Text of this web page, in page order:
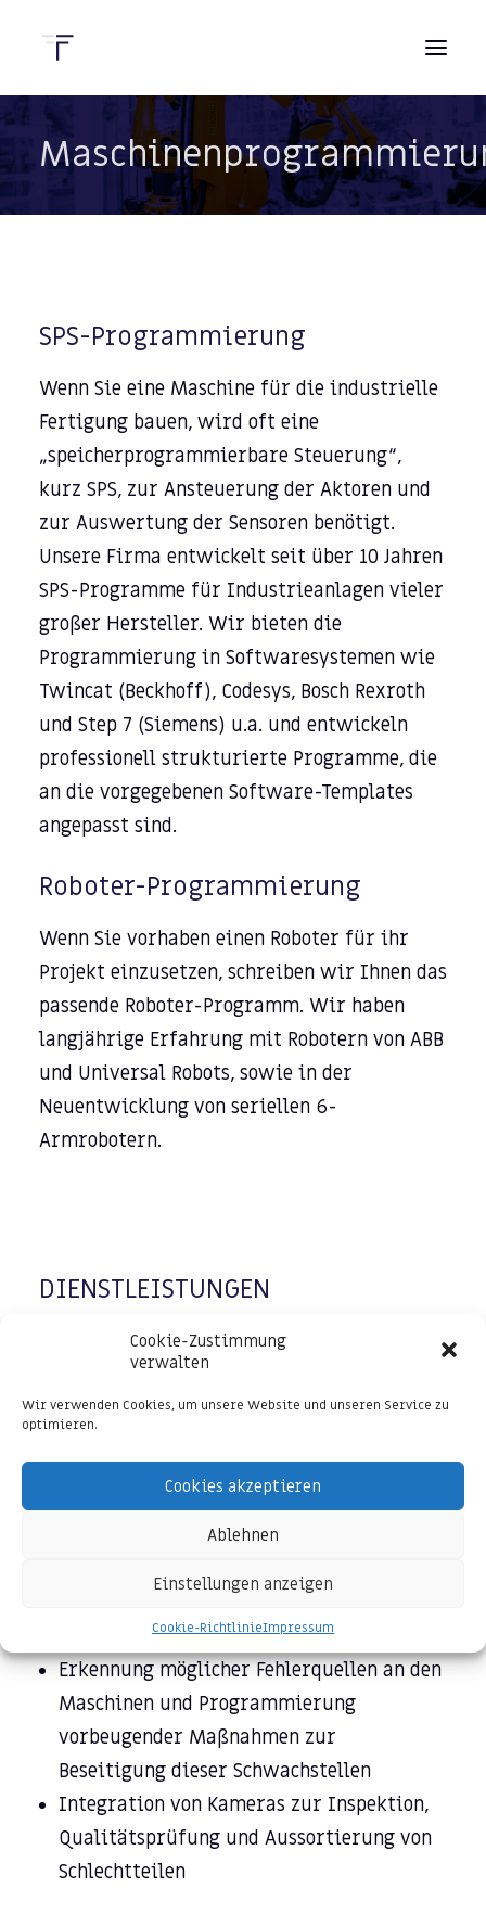
Cookie-Zustimmung
verwalten
Wir verwenden Cookies, um unsere Website und unseren Service zu
optimieren.
Cookies akzeptieren
Ablehnen
Einstellungen anzeigen
Cookie-RichtlinieImpressum
HOME
DIENSTLEISTUNGEN
SPS-Programmierung
Wenn Sie eine Maschine für die industrielle
Fertigung bauen, wird oft eine
„speicherprogrammierbare Steuerung“,
kurz SPS, zur Ansteuerung der Aktoren und
zur Auswertung der Sensoren benötigt.
Unsere Firma entwickelt seit über 10 Jahren
SPS-Programme für Industrieanlagen vieler
großer Hersteller. Wir bieten die
Programmierung in Softwaresystemen wie
Twincat (Beckhoff), Codesys, Bosch Rexroth
und Step 7 (Siemens) u.a. und entwickeln
professionell strukturierte Programme, die
an die vorgegebenen Software-Templates
angepasst sind.
Roboter-Programmierung
Wenn Sie vorhaben einen Roboter für ihr
Projekt einzusetzen, schreiben wir Ihnen das
passende Roboter-Programm. Wir haben
langjährige Erfahrung mit Robotern von ABB
und Universal Robots, sowie in der
Neuentwicklung von seriellen 6-
Armrobotern.
DIENSTLEISTUNGEN
Wartung, Störungsbeseitigung und
Optimierung von Maschinen mit SPS-
Steuerung (Beckhoff, Simatic S 7)
Programmierung und Planung von SPS-
gesteuerten Anlagen (Beckhoff, Simatic S
Erkennung möglicher Fehlerquellen an den
Maschinen und Programmierung
vorbeugender Maßnahmen zur
Beseitigung dieser Schwachstellen
Integration von Kameras zur Inspektion,
Qualitätsprüfung und Aussortierung von
Schlechtteilen